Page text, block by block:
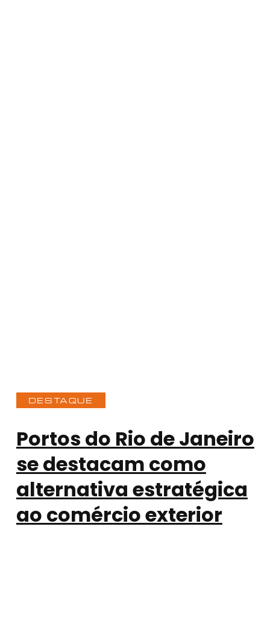
DESTAQUE
Portos do Rio de Janeiro
se destacam como
alternativa estratégica
ao comércio exterior